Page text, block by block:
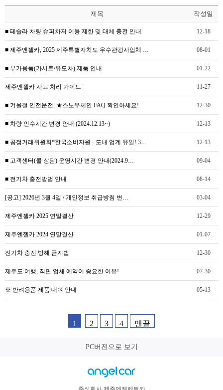
제목 작성일
■ 테슬라 차량 슈퍼차저 이용 제한 및 대체 충전 안내 12-18
■ 제주엔젤카, 2025 제주특별자치도 우수관광사업체 … 08-01
■ 부가용품(카시트/유모차) 제품 안내 01-22
제주엔젤카 사고 처리 가이드 11-27
■ 겨울철 안전운전, ★스노우체인 FAQ 확인하세요! 12-30
■ 차량 인수시간 변경 안내 (2024.12.13~) 12-13
■ 공정거래위원회*한국소비자원 - 도내 업계 유일! 3… 12-13
■ 고객센터(콜 상담) 운영시간 변경 안내(2024.9… 09-04
■ 전기차 충전방법 안내 08-14
[공고] 2026년 3월 4일 / 개인정보 취급방침 변… 03-04
제주엔젤카 2025 연말결산 12-29
제주엔젤카 2024 연말결산 01-07
전기차 충전 방해 금지법 12-30
제주도 여행, 직판 업체 예약이 중요한 이유! 07-30
※ 반려용품 제품 대여 안내 05-13
1 2 3 4 맨끝
PC버전으로 보기